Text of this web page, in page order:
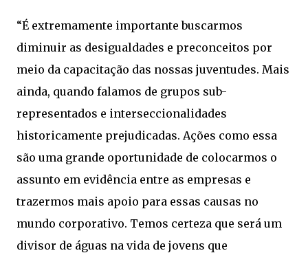
“É extremamente importante buscarmos
diminuir as desigualdades e preconceitos por
meio da capacitação das nossas juventudes. Mais
ainda, quando falamos de grupos sub-
representados e interseccionalidades
historicamente prejudicadas. Ações como essa
são uma grande oportunidade de colocarmos o
assunto em evidência entre as empresas e
trazermos mais apoio para essas causas no
mundo corporativo. Temos certeza que será um
divisor de águas na vida de jovens que